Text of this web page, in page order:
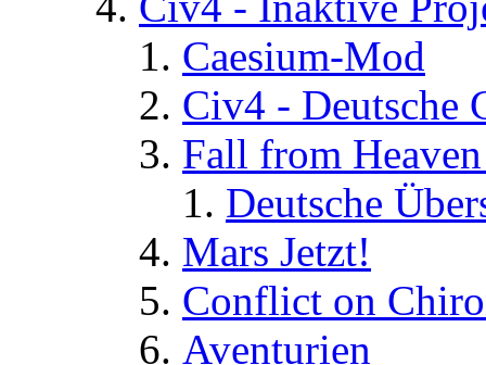
Caesium-Mod
Civ4 - Deutsche
Fall from
Deutsche
Mars Jetzt!
Conflict on
Aventurien